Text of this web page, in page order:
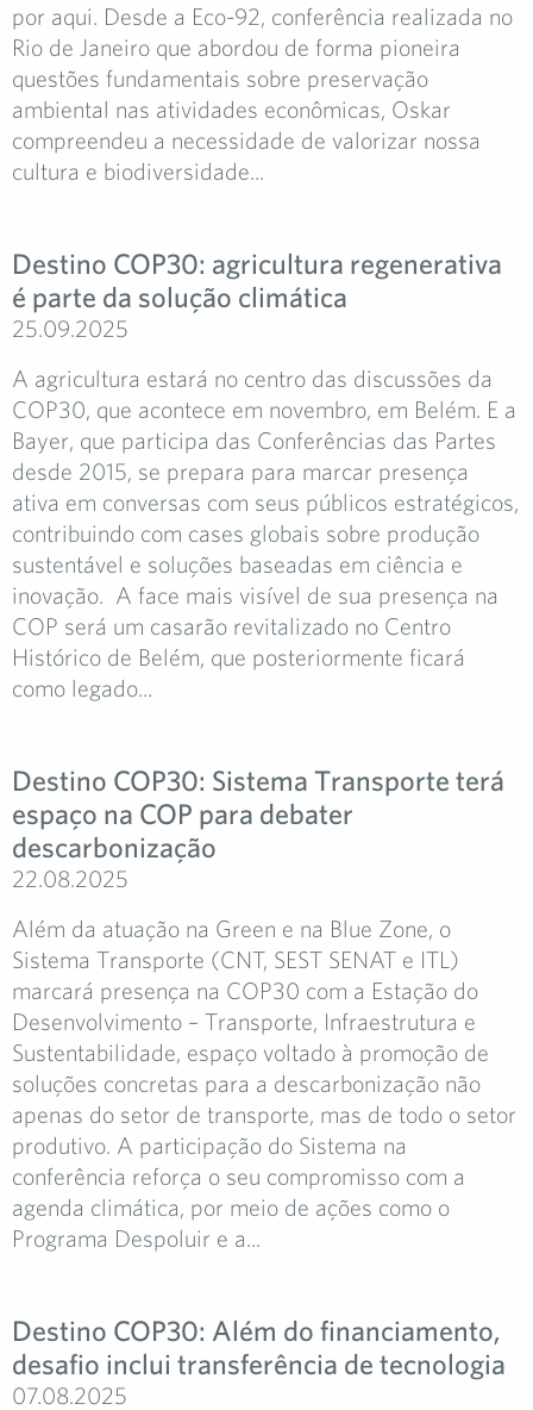
por aqui. Desde a Eco-92, conferência realizada no
Rio de Janeiro que abordou de forma pioneira
questões fundamentais sobre preservação
ambiental nas atividades econômicas, Oskar
compreendeu a necessidade de valorizar nossa
cultura e biodiversidade...
Destino COP30: agricultura regenerativa
é parte da solução climática
25.09.2025
A agricultura estará no centro das discussões da
COP30, que acontece em novembro, em Belém. E a
Bayer, que participa das Conferências das Partes
desde 2015, se prepara para marcar presença
ativa em conversas com seus públicos estratégicos,
contribuindo com cases globais sobre produção
sustentável e soluções baseadas em ciência e
inovação. A face mais visível de sua presença na
COP será um casarão revitalizado no Centro
Histórico de Belém, que posteriormente ficará
como legado...
Destino COP30: Sistema Transporte terá
espaço na COP para debater
descarbonização
22.08.2025
Além da atuação na Green e na Blue Zone, o
Sistema Transporte (CNT, SEST SENAT e ITL)
marcará presença na COP30 com a Estação do
Desenvolvimento – Transporte, Infraestrutura e
Sustentabilidade, espaço voltado à promoção de
soluções concretas para a descarbonização não
apenas do setor de transporte, mas de todo o setor
produtivo. A participação do Sistema na
conferência reforça o seu compromisso com a
agenda climática, por meio de ações como o
Programa Despoluir e a...
Destino COP30: Além do financiamento,
desafio inclui transferência de tecnologia
07.08.2025